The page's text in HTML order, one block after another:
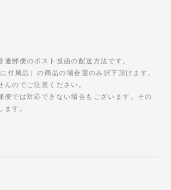
郵便のポスト投函の配送方法です。
付属品）の商品の場合選のみ択下頂けます。
のでご注意ください。
便では対応できない場合もございます。その
ます。